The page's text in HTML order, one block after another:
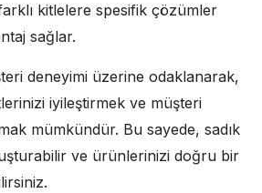
kitlelere spesifik çözümler
sağlar.
deneyimi üzerine odaklanarak,
iyileştirmek ve müşteri
mümkündür. Bu sayede, sadık
ve ürünlerinizi doğru bir